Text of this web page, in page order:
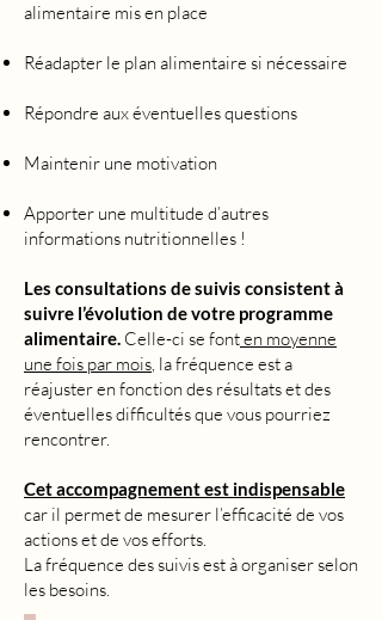
alimentaire mis en place
Réadapter le plan alimentaire si nécessaire
Répondre aux éventuelles questions
Maintenir une motivation
Apporter une multitude d’autres
informations nutritionnelles !
Les consultations de suivis consistent à
suivre l’évolution de votre programme
alimentaire. Celle-ci se fonten moyenne
une fois par mois, la fréquence est a
réajuster en fonction des résultats et des
éventuelles difficultés que vous pourriez
rencontrer.
Cet accompagnement est indispensable
car il permet de mesurer l’efficacité de vos
actions et de vos efforts.
La fréquence des suivis est à organiser selon
les besoins.